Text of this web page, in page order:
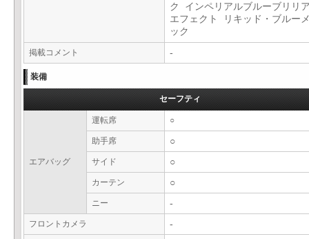
ク インペリアルブルーブリリ
エフェクト リキッド・ブルー
ック
掲載コメント -
装備
セーフティ
エアバッグ
運転席 ○
助手席 ○
サイド ○
カーテン ○
ニー -
フロントカメラ -